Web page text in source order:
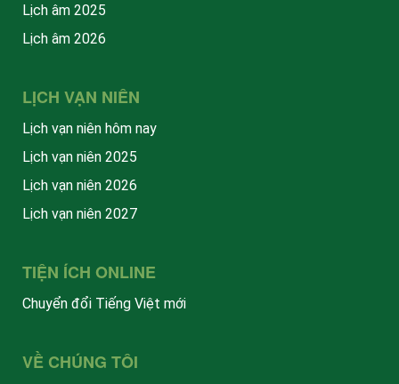
Lịch âm 2025
Lịch âm 2026
LỊCH VẠN NIÊN
Lịch vạn niên hôm nay
Lịch vạn niên 2025
Lịch vạn niên 2026
Lịch vạn niên 2027
TIỆN ÍCH ONLINE
Chuyển đổi Tiếng Việt mới
VỀ CHÚNG TÔI